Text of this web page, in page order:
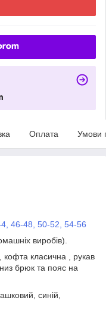
Оплата Умови
46-48, 50-52, 54-56
виробів).
класична , рукав
брюк та пояс на
синій,